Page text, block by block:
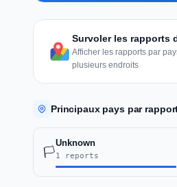
Survoler les rapports
Afficher les rapports par
plusieurs endroits
Principaux pays par
🏳️
Unknown
1 reports